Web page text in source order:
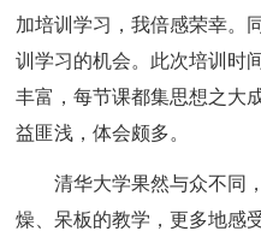
加培训学习，我倍感荣幸。
训学习的机会。此次培训时
丰富，每节课都集思想之大
益匪浅，体会颇多。
清华大学果然与众不同
燥、呆板的教学，更多地感